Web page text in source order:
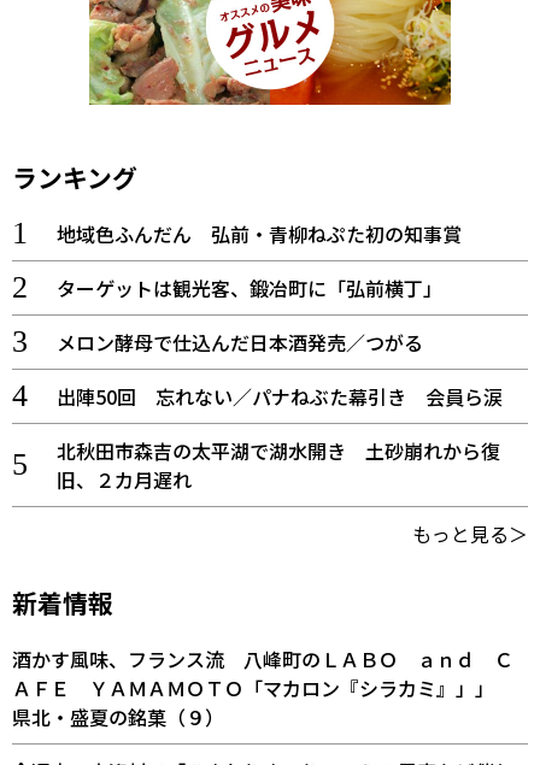
ランキング
地域色ふんだん 弘前・青柳ねぷた初の知事賞
ターゲットは観光客、鍛冶町に「弘前横丁」
メロン酵母で仕込んだ日本酒発売／つがる
出陣50回 忘れない／パナねぶた幕引き 会員ら涙
北秋田市森吉の太平湖で湖水開き 土砂崩れから復
旧、２カ月遅れ
もっと見る＞
新着情報
酒かす風味、フランス流 八峰町のＬＡＢＯ ａｎｄ Ｃ
ＡＦＥ ＹＡＭＡＭＯＴＯ「マカロン『シラカミ』」」
県北・盛夏の銘菓（９）